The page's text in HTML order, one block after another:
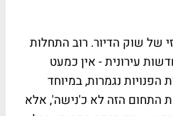
של שוק הדיור. רוב התחלות
עירונית - אין כמעט
נגמרות, במיוחד
התחום הזה לא כ'נישה', אלא